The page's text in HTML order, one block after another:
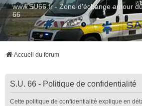
www.SU66.fr - Zone d'échange autour
66
Accueil du forum
S.U. 66 - Politique de confidentialité
Cette politique de confidentialité explique en